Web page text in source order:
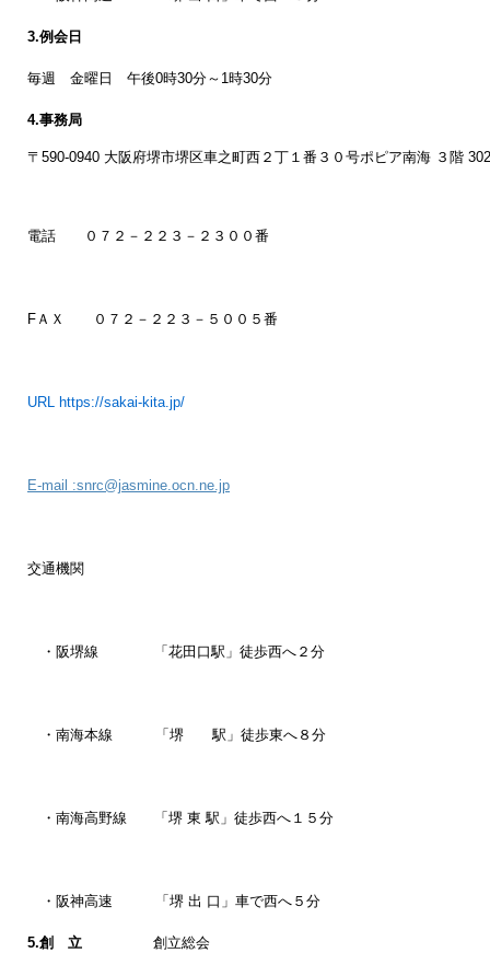
3.例会日
毎週 金曜日 午後0時30分～1時30分
4.事務局
〒590-0940 大阪府堺市堺区車之町西２丁１番３０号ポピア南海 ３階
電話 ０７２－２２３－２３００番
FＡＸ ０７２－２２３－５００５番
URL https://sakai-kita.jp/
E-mail :snrc@jasmine.ocn.ne.jp
交通機関
・阪堺線 「花田口駅」徒歩西へ２分
・南海本線 「堺 駅」徒歩東へ８分
・南海高野線 「堺 東 駅」徒歩西へ１５分
・阪神高速 「堺 出 口」車で西へ５分
5.創 立 創立総会